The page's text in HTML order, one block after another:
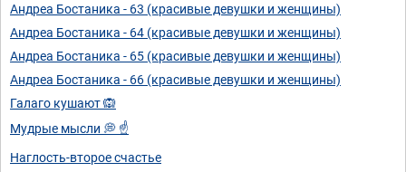
Андреа Бостаника - 63 (красивые девушки и женщины)
Андреа Бостаника - 64 (красивые девушки и женщины)
Андреа Бостаника - 65 (красивые девушки и женщины)
Андреа Бостаника - 66 (красивые девушки и женщины)
Галаго кушают 🙉
Мудрые мысли 💭 ☝️
Наглость-второе счастье